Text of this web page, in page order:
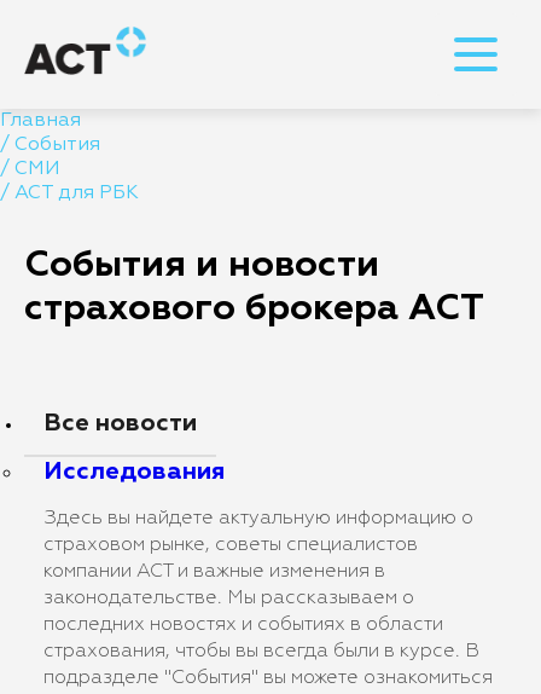
Главная
/ События
/ СМИ
/ АСТ для РБК
События и новости
страхового брокера АСТ
Все новости
Исследования
Здесь вы найдете актуальную информацию о
страховом рынке, советы специалистов
компании АСТ и важные изменения в
законодательстве. Мы рассказываем о
последних новостях и событиях в области
страхования, чтобы вы всегда были в курсе. В
подразделе "События" вы можете ознакомиться